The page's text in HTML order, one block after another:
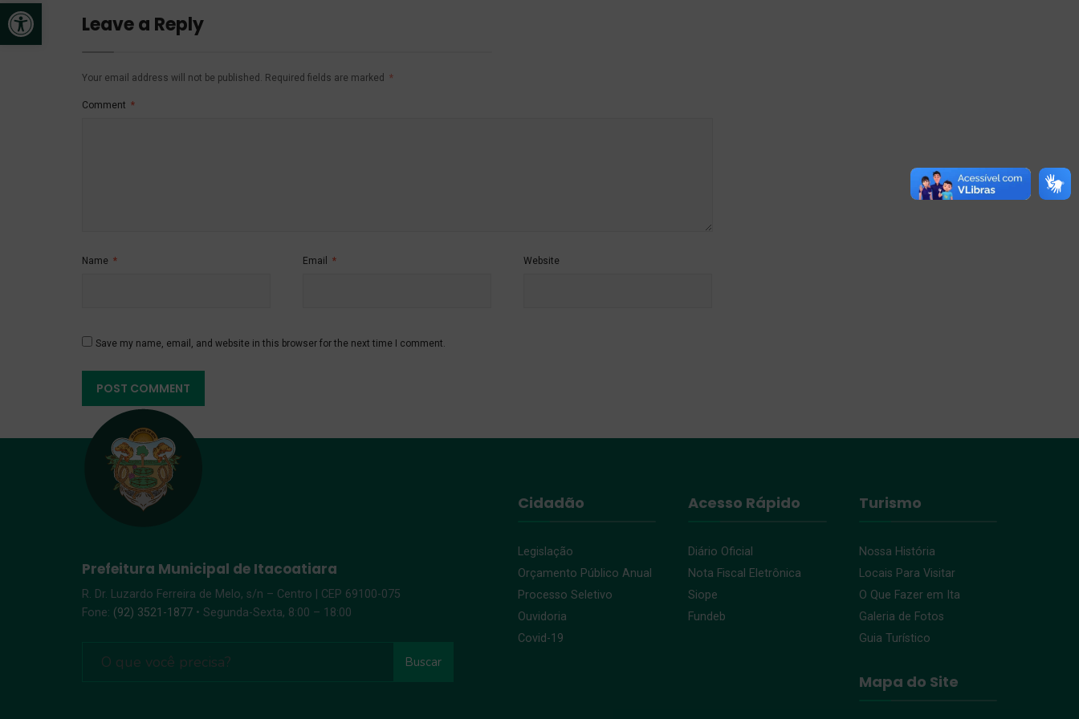
Open toolbarLeave a Reply
Your email address will not be published. Required fields are marked *
Comment *
Name * Email * Website
Save my name, email, and website in this browser for the next time I comment.
Prefeitura Municipal de Itacoatiara
R. Dr. Luzardo Ferreira de Melo, s/n – Centro | CEP 69100-075
Fone: (92) 3521-1877 • Segunda-Sexta, 8:00 – 18:00
Buscar
Cidadão
Legislação
Orçamento Público Anual
Processo Seletivo
Ouvidoria
Covid-19
Acesso Rápido
Diário Oficial
Nota Fiscal Eletrônica
Siope
Fundeb
Turismo
Nossa História
Locais Para Visitar
O Que Fazer em Ita
Galeria de Fotos
Guia Turístico
Mapa do Site